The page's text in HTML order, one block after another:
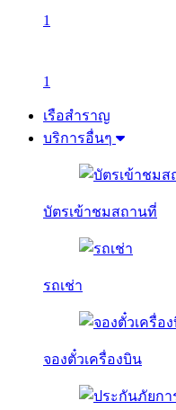
1
1
เรือสำราญ
บริการอื่นๆ
บัตรเข้าชมสถานที่
รถเช่า
จองตั๋วเครื่องบิน